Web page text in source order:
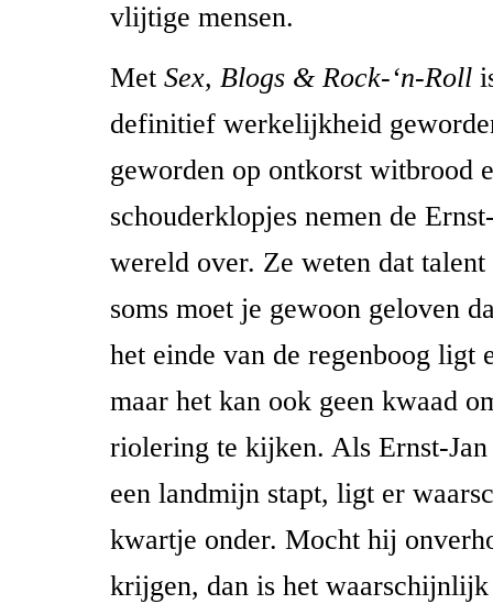
vlijtige mensen.
Met Sex, Blogs & Rock-‘n-Roll
definitief werkelijkheid
geworden op ontkorst witbrood
schouderklopjes nemen de
wereld over. Ze weten dat
soms moet je gewoon geloven
het einde van de regenboog ligt
maar het kan ook geen kwaad
riolering te kijken. Als Ernst-
een landmijn stapt, ligt er
kwartje onder. Mocht hij
krijgen, dan is het